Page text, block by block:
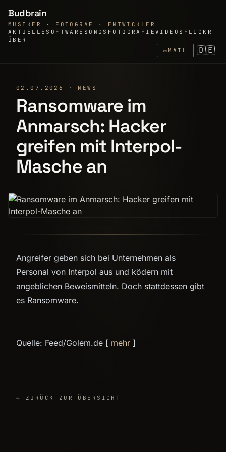
Budbrain
MUSIKER · FOTOGRAF · ENTWICKLER
AKTUELLE SOFTWARE SONGS FOTOGRAFIEVIDEOS FLICKR
ÜBER
✉MAIL 🇩🇪
02.07.2026 · NEWS
Ransomware im
Anmarsch: Hacker
greifen mit Interpol-
Masche an
Angreifer geben sich bei Unternehmen als
Personal von Interpol aus und ködern mit
angeblichen Beweismitteln. Doch stattdessen gibt
es Ransomware.
Quelle: Feed/Golem.de [ mehr ]
← ZURÜCK ZUR ÜBERSICHT